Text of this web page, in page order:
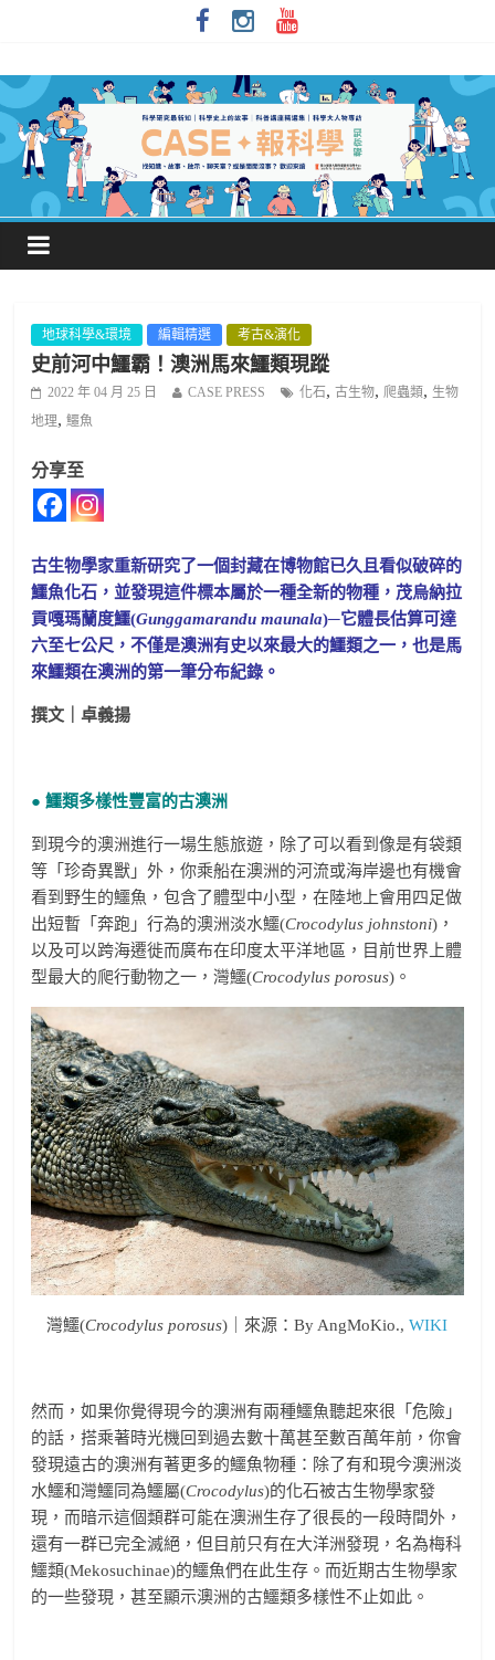
地球科學&環境 編輯精選 考古&演化
史前河中鱷霸！澳洲馬來鱷類現蹤
2022 年 04 月 25 日 CASE PRESS 化石,古生物, 爬蟲類, 生物
地理,鱷魚
分享至
古生物學家重新研究了一個封藏在博物館已久且看似破碎的
鱷魚化石，並發現這件標本屬於一種全新的物種，茂烏納拉
貢嘎瑪蘭度鱷(Gunggamarandu maunala)─它體長估算可達
六至七公尺，不僅是澳洲有史以來最大的鱷類之一，也是馬
來鱷類在澳洲的第一筆分布紀錄。
撰文｜卓義揚
● 鱷類多樣性豐富的古澳洲
到現今的澳洲進行一場生態旅遊，除了可以看到像是有袋類
等「珍奇異獸」外，你乘船在澳洲的河流或海岸邊也有機會
看到野生的鱷魚，包含了體型中小型，在陸地上會用四足做
出短暫「奔跑」行為的澳洲淡水鱷(Crocodylus johnstoni)，
以及可以跨海遷徙而廣布在印度太平洋地區，目前世界上體
型最大的爬行動物之一，灣鱷(Crocodylus porosus)。
灣鱷(Crocodylus porosus)｜來源：By AngMoKio.,WIKI
然而，如果你覺得現今的澳洲有兩種鱷魚聽起來很「危險」
的話，搭乘著時光機回到過去數十萬甚至數百萬年前，你會
發現遠古的澳洲有著更多的鱷魚物種：除了有和現今澳洲淡
水鱷和灣鱷同為鱷屬(Crocodylus)的化石被古生物學家發
現，而暗示這個類群可能在澳洲生存了很長的一段時間外，
還有一群已完全滅絕，但目前只有在大洋洲發現，名為梅科
鱷類(Mekosuchinae)的鱷魚們在此生存。而近期古生物學家
的一些發現，甚至顯示澳洲的古鱷類多樣性不止如此。